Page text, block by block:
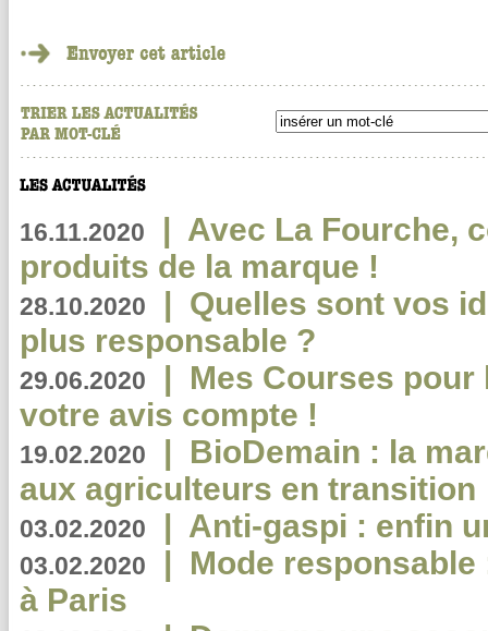
16.11.2020 | Avec La Fourche,
produits de la marque !
28.10.2020 | Quelles sont vos
plus responsable ?
29.06.2020 | Mes Courses pour
votre avis compte !
19.02.2020 | BioDemain : la
aux agriculteurs en transition
03.02.2020 | Anti-gaspi : enfin
03.02.2020 | Mode
à Paris